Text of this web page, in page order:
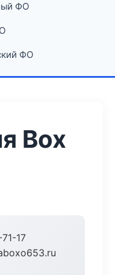
ФО
ФО
Box
17